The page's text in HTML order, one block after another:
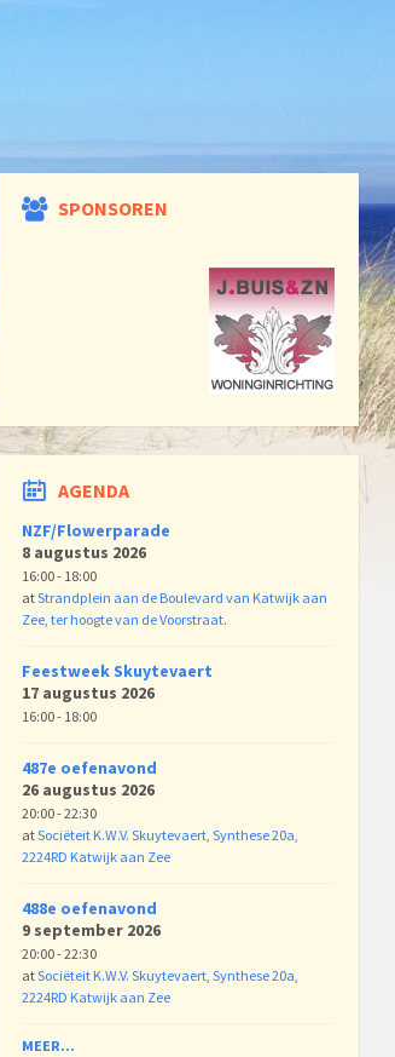
SPONSOREN
AGENDA
NZF/Flowerparade
8 augustus 2026
16:00 - 18:00
atStrandplein aan de Boulevard van Katwijk aan
Zee, ter hoogte van de Voorstraat.
Feestweek Skuytevaert
17 augustus 2026
16:00 - 18:00
487e oefenavond
26 augustus 2026
20:00 - 22:30
atSociëteit K.W.V. Skuytevaert, Synthese 20a,
2224RD Katwijk aan Zee
488e oefenavond
9 september 2026
20:00 - 22:30
atSociëteit K.W.V. Skuytevaert, Synthese 20a,
2224RD Katwijk aan Zee
MEER...